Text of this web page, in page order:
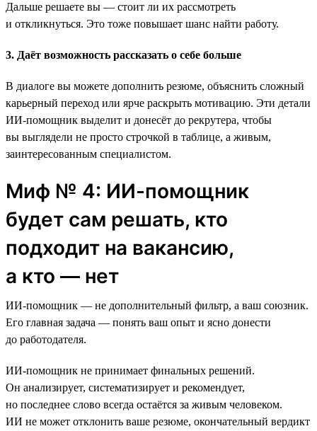
Дальше решаете вы — стоит ли их рассмотреть
и откликнуться. Это тоже повышает шанс найти работу.
3. Даёт возможность рассказать о себе больше
В диалоге вы можете дополнить резюме, объяснить сложный
карьерный переход или ярче раскрыть мотивацию. Эти детали
ИИ-помощник выделит и донесёт до рекрутера, чтобы
вы выглядели не просто строчкой в таблице, а живым,
заинтересованным специалистом.
Миф № 4: ИИ-помощник
будет сам решать, кто
подходит на вакансию,
а кто — нет
ИИ-помощник — не дополнительный фильтр, а ваш союзник.
Его главная задача — понять ваш опыт и ясно донести
до работодателя.
ИИ-помощник не принимает финальных решений.
Он анализирует, систематизирует и рекомендует,
но последнее слово всегда остаётся за живым человеком.
ИИ не может отклонить ваше резюме, окончательный вердикт